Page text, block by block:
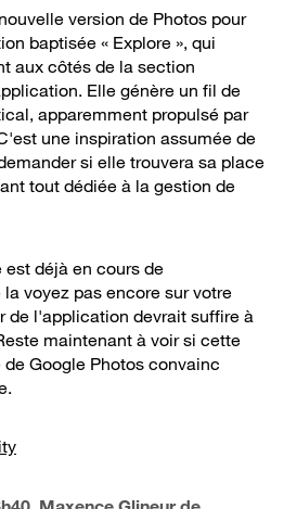
version de Photos pour
baptisée « Explore », qui
aux côtés de la section
Elle génère un fil de
apparemment propulsé par
une inspiration assumée de
si elle trouvera sa place
tout dédiée à la gestion de
déjà en cours de
voyez pas encore sur votre
de l'application devrait suffire à
maintenant à voir si cette
Google Photos convainc